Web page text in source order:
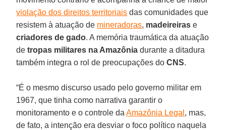
violação dos direitos territoriais das comunidades que
resistem à atuação de mineradoras, madeireiras e
criadores de gado. A memória traumática da atuação
detropas militares na Amazônia durante a ditadura
também integra o rol de preocupações doCNS.
“É o mesmo discurso usado pelo governo militar em
1967, que tinha como narrativa garantir o
monitoramento e o controle daAmazônia Legal , mas,
de fato, a intenção era desviar o foco político naquela